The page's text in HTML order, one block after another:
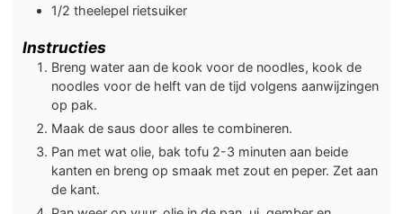
1/2 theelepel rietsuiker
Instructies
Breng water aan de kook voor de noodles, kook de
noodles voor de helft van de tijd volgens aanwijzingen
op pak.
Maak de saus door alles te combineren.
Pan met wat olie, bak tofu 2-3 minuten aan beide
kanten en breng op smaak met zout en peper. Zet aan
de kant.